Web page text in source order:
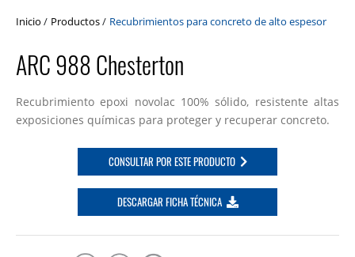
Inicio / Productos/ Recubrimientos para concreto de alto espesor
ARC 988 Chesterton
Recubrimiento epoxi novolac 100% sólido, resistente altas
exposiciones químicas para proteger y recuperar concreto.
CONSULTAR POR ESTE PRODUCTO
DESCARGAR FICHA TÉCNICA